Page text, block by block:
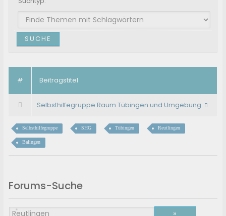
# Beitragstitel
Selbsthilfegruppe Raum Tübingen und Umgebung
Selbsthilfegruppe SHG Tübingen Reutlingen
Balingen
Forums-Suche